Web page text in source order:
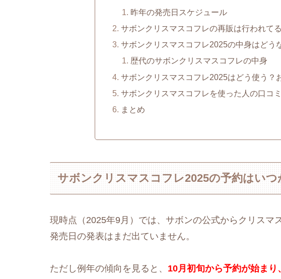
昨年の発売日スケジュール
サボンクリスマスコフレの再販は行われて
サボンクリスマスコフレ2025の中身はどう
歴代のサボンクリスマスコフレの中身
サボンクリスマスコフレ2025はどう使う？
サボンクリスマスコフレを使った人の口コ
まとめ
サボンクリスマスコフレ2025の予約はいつ
現時点（2025年9月）では、サボンの公式からクリスマ
発売日の発表はまだ出ていません。
ただし例年の傾向を見ると、 10月初旬から予約が始ま